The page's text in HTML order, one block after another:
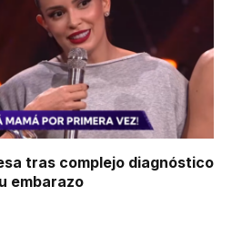
tras complejo diagnóstico
embarazo